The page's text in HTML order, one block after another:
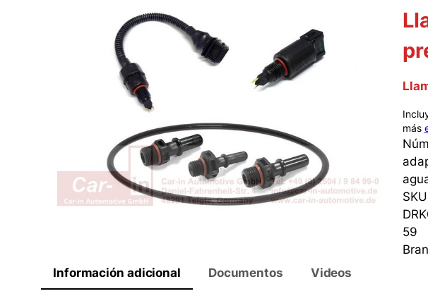
más
59
Información adicional
Documentos Videos